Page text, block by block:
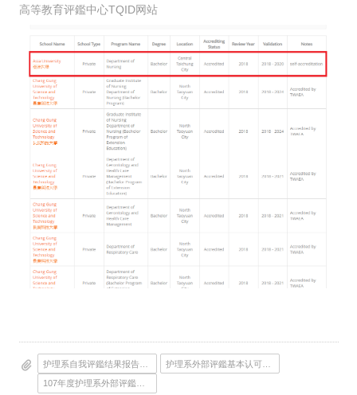
高等教育评鑑中心TQID网站
107年度护理系外部评鑑报告书